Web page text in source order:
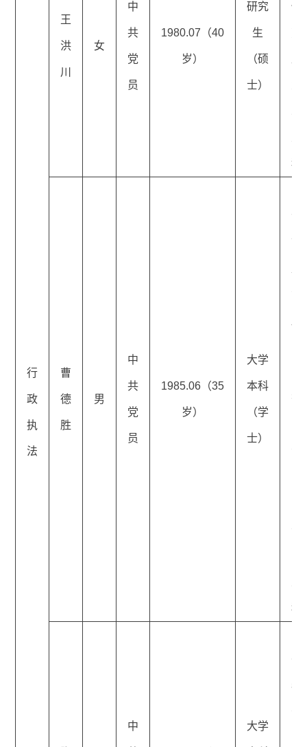
行
政
执
法
王
洪
川
女
中
共
党
员
1980.07（40
岁）
研究
生
（硕
士）
保
科
曹
德
胜
男
中
共
党
员
1985.06（35
岁）
大学
本科
（学
士）
市
查
科
中 大学
委